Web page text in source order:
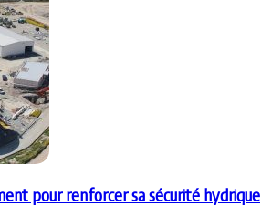
pour renforcer sa sécurité hydrique